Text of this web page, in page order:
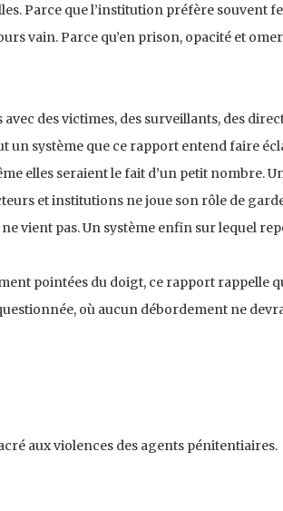
Parce que l’institution préfère souvent
vain. Parce qu’en prison, opacité et
des victimes, des surveillants, des
un système que ce rapport entend faire
elles seraient le fait d’un petit nombre.
et institutions ne joue son rôle de
vient pas. Un système enfin sur lequel
pointées du doigt, ce rapport rappelle
où aucun débordement ne
aux violences des agents pénitentiaires.